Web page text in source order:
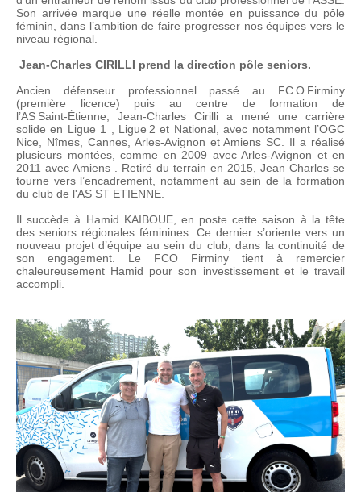
Son arrivée marque une réelle montée en puissance du pôle
féminin, dans l’ambition de faire progresser nos équipes vers le
niveau régional.
Jean‑Charles CIRILLI prend la direction pôle seniors.
Ancien défenseur professionnel passé au FC O Firminy
(première licence) puis au centre de formation de
l’AS Saint‑Étienne, Jean‑Charles Cirilli a mené une carrière
solide en Ligue 1 , Ligue 2 et National, avec notamment l’OGC
Nice, Nîmes, Cannes, Arles‑Avignon et Amiens SC. Il a réalisé
plusieurs montées, comme en 2009 avec Arles‑Avignon et en
2011 avec Amiens . Retiré du terrain en 2015, Jean Charles se
tourne vers l’encadrement, notamment au sein de la formation
du club de l'AS ST ETIENNE.
Il succède à Hamid KAIBOUE, en poste cette saison à la tête
des seniors régionales féminines. Ce dernier s’oriente vers un
nouveau projet d’équipe au sein du club, dans la continuité de
son engagement. Le FCO Firminy tient à remercier
chaleureusement Hamid pour son investissement et le travail
accompli.